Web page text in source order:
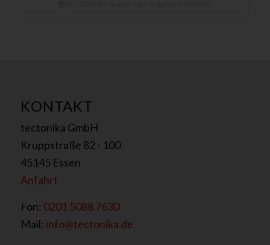
KONTAKT
tectonika GmbH
Kruppstraße 82 - 100
45145 Essen
Anfahrt
Fon: 0201 5088 7630
Mail: info@tectonika.de